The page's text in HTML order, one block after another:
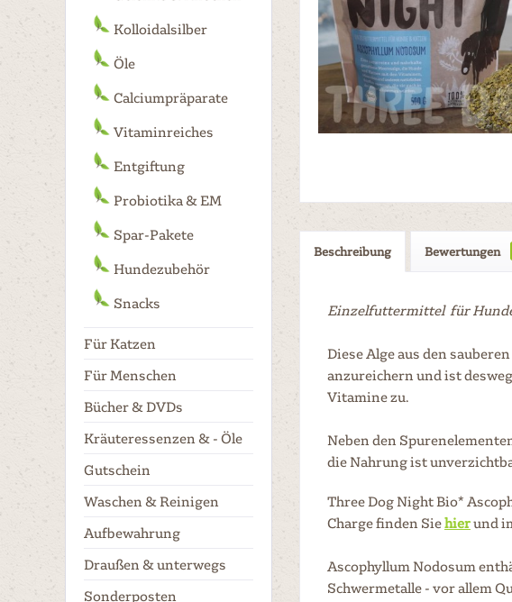
Kolloidalsilber
Öle
Calciumpräparate
Vitaminreiches
Entgiftung
Probiotika & EM
Spar-Pakete
Hundezubehör
Snacks
Für Katzen
Für Menschen
Bücher & DVDs
Kräuteressenzen & - Öle
Gutschein
Waschen & Reinigen
Aufbewahrung
Draußen & unterwegs
Sonderposten
Beschreibung Bewertungen
Einzelfuttermittel für
Diese Alge aus den
anzureichern und ist
Vitamine zu.
Neben den
die Nahrung ist
Three Dog Night Bio*
Charge finden Siehierund
Ascophyllum Nodosum
Schwermetalle - vor allem